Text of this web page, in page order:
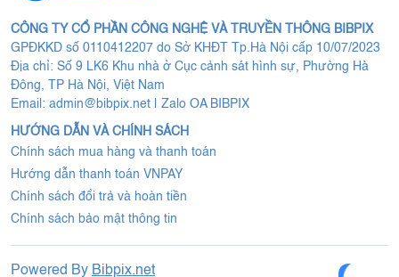
CÔNG TY CỔ PHẦN CÔNG NGHỆ VÀ TRUYỀN THÔNG BIBPIX
GPĐKKD số 0110412207 do Sở KHĐT Tp.Hà Nội cấp 10/07/2023
Địa chỉ: Số 9 LK6 Khu nhà ở Cục cảnh sát hình sự, Phường Hà
Đông, TP Hà Nội, Việt Nam
Email: admin@bibpix.net Zalo OA BIBPIX
HƯỚNG DẪN VÀ CHÍNH SÁCH
Chính sách mua hàng và thanh toán
Hướng dẫn thanh toán VNPAY
Chính sách đổi trả và hoàn tiền
Chính sách bảo mật thông tin
Powered By Bibpix.net